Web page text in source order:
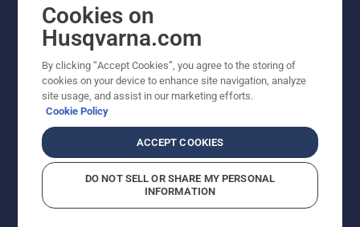
© Husqvarna AB (publ). All rights reserved. Priserna
som visas är rekommenderade cirkapriser. Alla angivna
priser är rekommenderade försäljningspriser (inkl.
moms) om inte produkten är tillgänglig för direkt köp.
CookiepolicyAnvändningsvillkor Sekretessmeddelande
Rapportera misstänkta överträdelser
Cookies on
Husqvarna.com
By clicking “Accept Cookies”, you agree to the storing of
cookies on your device to enhance site navigation, analyze
site usage, and assist in our marketing efforts.
Cookie Policy
ACCEPT COOKIES
DO NOT SELL OR SHARE MY PERSONAL
INFORMATION